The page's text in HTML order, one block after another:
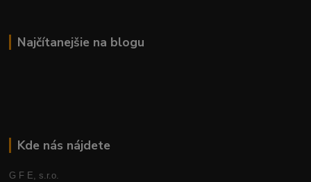
Najčítanejšie na blogu
Kde nás nájdete
G F E, s.r.o.